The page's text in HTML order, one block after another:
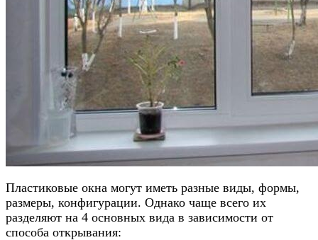
Пластиковые окна могут иметь разные виды, формы,
размеры, конфигурации. Однако чаще всего их
разделяют на 4 основных вида в зависимости от
способа открывания: